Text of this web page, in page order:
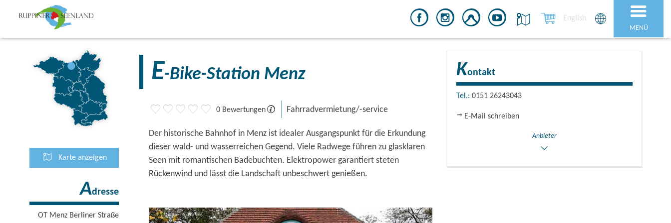
MENÜ
English
Karte anzeigen
Adresse
OT Menz Berliner Straße
E-Bike-Station Menz
0 Bewertungen Fahrradvermietung/-service
Der historische Bahnhof in Menz ist idealer Ausgangspunkt für die Erkundung
dieser wald- und wasserreichen Gegend. Viele Radwege führen zu glasklaren
Seen mit romantischen Badebuchten. Elektropower garantiert steten
Rückenwind und lässt die Landschaft unbeschwert genießen.
Kontakt
Tel.:0151 26243043
E-Mail schreiben
Anbieter